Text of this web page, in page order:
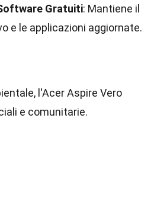
Gratuiti: Mantiene il
e le applicazioni aggiornate.
l'Acer Aspire Vero
e comunitarie.